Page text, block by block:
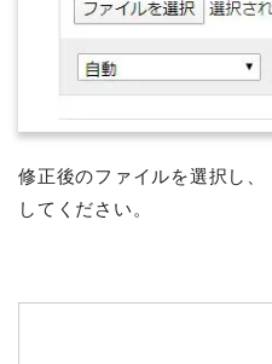
修正後のファイルを選択し
してください。